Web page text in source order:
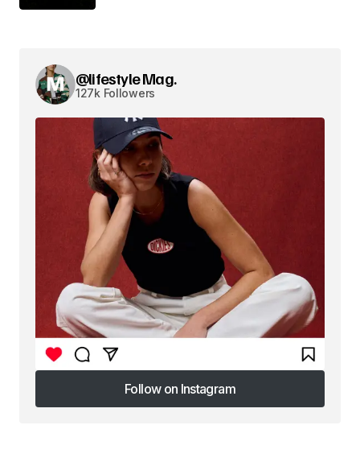
@lifestyle Mag.
127k Followers
Follow on Instagram
Follow on Instagram